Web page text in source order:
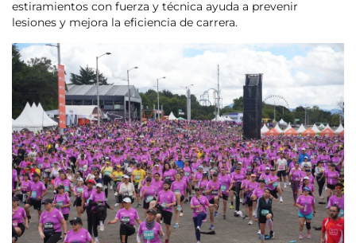
estiramientos con fuerza y técnica ayuda a prevenir
lesiones y mejora la eficiencia de carrera.